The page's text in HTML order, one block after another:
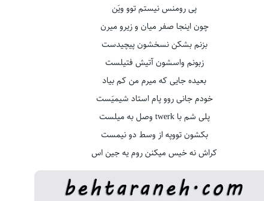
پی رومنس نیستم توو ویَن
چون اینجا صفر میان و زیرو میرن
بزنم بشکن نسخشون پیچیدست
زبونم واسشون آتیش فتیلست
بعیده جایی که میرم من کم بیاد
خودم جانی روو پام استاد شیمیَست
پلی شم با twerk وصل به میلست
بکشون تووپه از وسط دو نیمست
کراش نه خیس میکنن روم یه جین اس